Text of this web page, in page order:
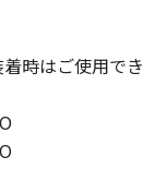
otherwise
you shall
any
any
時はご使用でき